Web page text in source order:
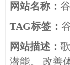
网站名称：
TAG标签：
网站描述：
潜能。 改善